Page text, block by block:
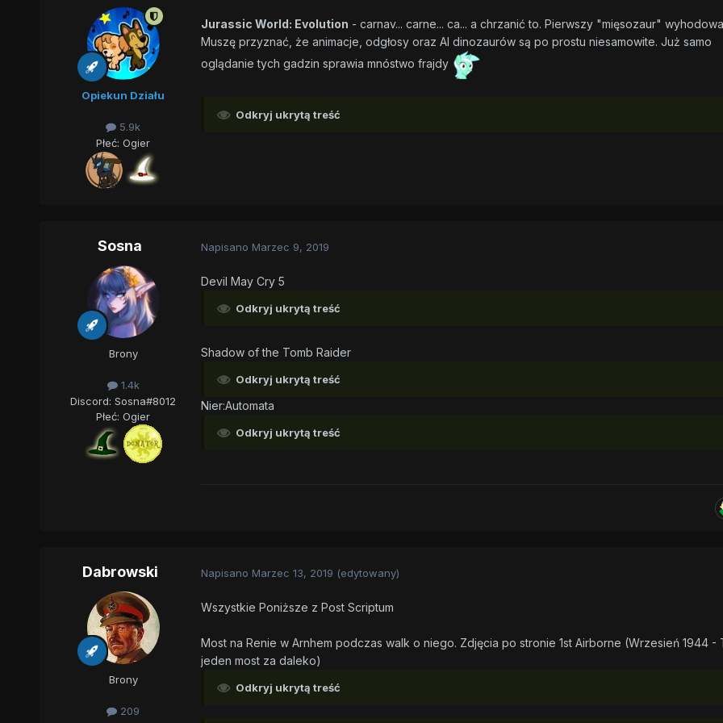
Opiekun Działu
5.9k
Płeć: Ogier
Jurassic World: Evolution - carnav... carne... ca... a chrzanić to. Pierwszy "mięsozaur"
Muszę przyznać, że animacje, odgłosy oraz AI dinozaurów są po prostu niesamowite. Już samo
oglądanie tych gadzin sprawia mnóstwo frajdy
Odkryj ukrytą treść
Sosna
Brony
1.4k
Discord: Sosna#8012
Płeć: Ogier
Napisano Marzec 9, 2019
Devil May Cry 5
Odkryj ukrytą treść
Shadow of the Tomb Raider
Odkryj ukrytą treść
Nier:Automata
Odkryj ukrytą treść
Dabrowski
Brony
209
Napisano Marzec 13, 2019 (edytowany)
Wszystkie Poniższe z Post Scriptum
Most na Renie w Arnhem podczas walk o niego. Zdjęcia po stronie 1st Airborne (Wrzesień 1944 -
jeden most za daleko)
Odkryj ukrytą treść